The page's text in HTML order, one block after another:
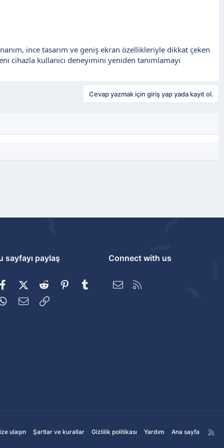
ince tasarım ve geniş ekran özellikleriyle dikkat çeken
cihazla kullanıcı deneyimini yeniden tanımlamayı
Cevap yazmak için giriş yap yada kayıt ol.
sayfayı paylaş
FacebookX (Twitter)
Reddit PinterestTumblr
WhatsApp
E-posta
Connect with us
Bize ulaşın
ulaşın Şartlar ve kurallar Gizlilik politikası Yardım Ana sayfa
R